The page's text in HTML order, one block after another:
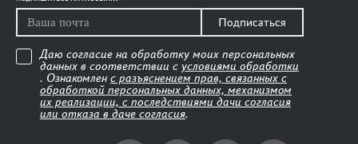
Подписаться
Даю согласие на обработку моих персональных
данных в соответствии с условиями обработки
. Ознакомлен с разъяснением прав, связанных с
обработкой персональных данных, механизмом
их реализации, с последствиями дачи согласия
или отказа в даче согласия.